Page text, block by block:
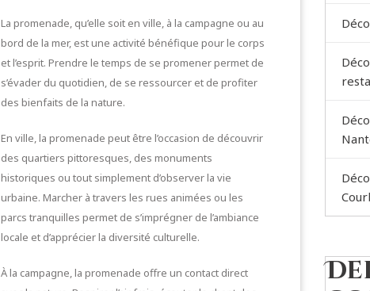
La promenade, qu’elle soit en ville, à la campagne ou au
bord de la mer, est une activité bénéfique pour le corps
et l’esprit. Prendre le temps de se promener permet de
s’évader du quotidien, de se ressourcer et de profiter
des bienfaits de la nature.
En ville, la promenade peut être l’occasion de découvrir
des quartiers pittoresques, des monuments
historiques ou tout simplement d’observer la vie
urbaine. Marcher à travers les rues animées ou les
parcs tranquilles permet de s’imprégner de l’ambiance
locale et d’apprécier la diversité culturelle.
À la campagne, la promenade offre un contact direct